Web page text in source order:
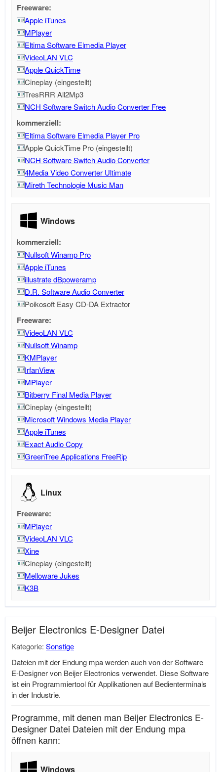
Freeware:
Apple iTunes
MPlayer
Eltima Software Elmedia Player
VideoLAN VLC
Apple QuickTime
Cineplay (eingestellt)
TresRRR All2Mp3
NCH Software Switch Audio Converter Free
kommerziell:
Eltima Software Elmedia Player Pro
Apple QuickTime Pro (eingestellt)
NCH Software Switch Audio Converter
4Media Video Converter Ultimate
Mireth Technologie Music Man
Windows
kommerziell:
Nullsoft Winamp Pro
Apple iTunes
illustrate dBpoweramp
D.R. Software Audio Converter
Poikosoft Easy CD-DA Extractor
Freeware:
VideoLAN VLC
Nullsoft Winamp
KMPlayer
IrfanView
MPlayer
Bitberry Final Media Player
Cineplay (eingestellt)
Microsoft Windows Media Player
Apple iTunes
Exact Audio Copy
GreenTree Applications FreeRip
Linux
Freeware:
MPlayer
VideoLAN VLC
Xine
Cineplay (eingestellt)
Melloware Jukes
K3B
Beijer Electronics E-Designer Datei
Kategorie: Sonstige
Dateien mit der Endung mpa werden auch von der Software
E-Designer von Beijer Electronics verwendet. Diese Software
ist ein Programmiertool für Applikationen auf Bedienterminals
in der Industrie.
Programme, mit denen man Beijer Electronics E-
Designer Datei Dateien mit der Endung mpa
öffnen kann:
Windows